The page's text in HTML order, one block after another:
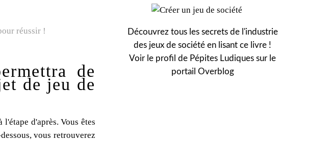
de
de jeu de
d'après. Vous êtes
vous retrouverez
Découvrez tous les secrets de l'industrie
des jeux de société en lisant ce livre !
Voir le profil de Pépites Ludiques sur le
portail Overblog